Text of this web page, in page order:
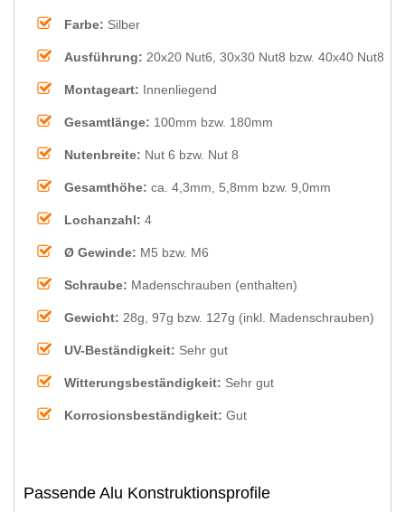
Farbe: Silber
Ausführung: 20x20 Nut6, 30x30 Nut8 bzw. 40x40 Nut8
Montageart: Innenliegend
Gesamtlänge: 100mm bzw. 180mm
Nutenbreite: Nut 6 bzw. Nut 8
Gesamthöhe: ca. 4,3mm, 5,8mm bzw. 9,0mm
Lochanzahl: 4
Ø Gewinde: M5 bzw. M6
Schraube: Madenschrauben (enthalten)
Gewicht: 28g, 97g bzw. 127g (inkl. Madenschrauben)
UV-Beständigkeit: Sehr gut
Witterungsbeständigkeit: Sehr gut
Korrosionsbeständigkeit: Gut
Passende Alu Konstruktionsprofile